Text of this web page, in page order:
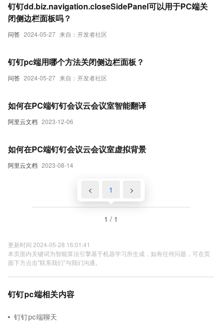
问答 2024-05-27 来自：开发者社区
钉钉dd.biz.navigation.closeSidePanel可以用于PC端关
闭侧边栏面板吗？
问答 2024-05-27 来自：开发者社区
钉钉pc端用哪个方法关闭侧边栏面板？
阿里云文档 2023-12-06
如何在PC端钉钉会议云会议室智能翻译
阿里云文档 2023-08-14
如何在PC端钉钉会议云会议室虚拟背景
< 1 >
1 / 1
更新时间 2024-05-28 16:01:41
本页面内关键词为智能算法引擎基于机器学习所生成，如有任何问题，可在页
面下方点击"联系我们"与我们沟通。
钉钉pc端相关内容
钉钉pc端聊天